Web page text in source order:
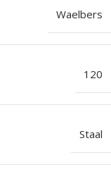
Waelbers
120
Staal